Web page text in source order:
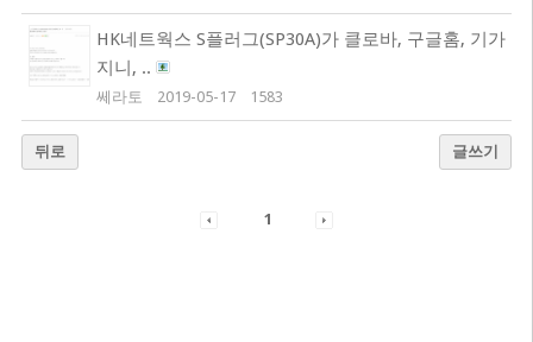
HK네트웍스 S플러그(SP30A)가 클로바, 구글홈, 기가
지니, ..
쎄라토 2019-05-17 1583
뒤로 글쓰기
1